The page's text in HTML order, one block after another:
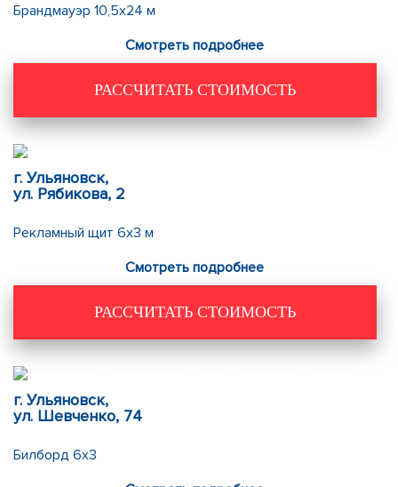
Брандмауэр 10,5х24 м
Смотреть подробнее
РАССЧИТАТЬ СТОИМОСТЬ
г. Ульяновск,
ул. Рябикова, 2
Рекламный щит 6х3 м
Смотреть подробнее
РАССЧИТАТЬ СТОИМОСТЬ
г. Ульяновск,
ул. Шевченко, 74
Билборд 6х3